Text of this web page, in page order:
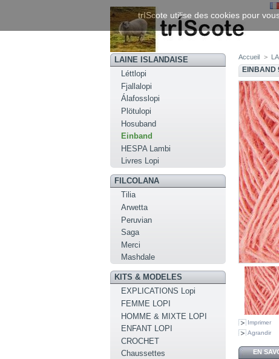
LAINE ISLANDAISE
Léttlopi
Fjallalopi
Álafosslopi
Plötulopi
Hosuband
Einband
HESPA Lambi
Livres Lopi
FILCOLANA
Tilia
Arwetta
Peruvian
Saga
Merci
Mashdale
KITS & MODELES
EXPLICATIONS Lopi
FEMME LOPI
HOMME & MIXTE LOPI
ENFANT LOPI
CROCHET
Chaussettes
Accueil >
EINBAND
Imprimer
Agrandir
EN
trIScote utilise des cookies pour